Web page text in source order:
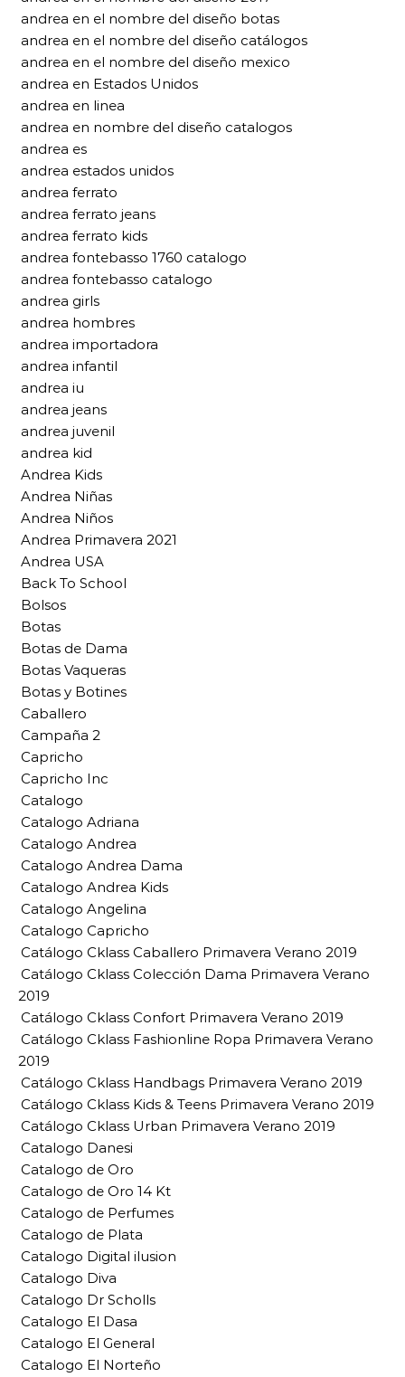
andrea en el nombre del diseño botas
andrea en el nombre del diseño catálogos
andrea en el nombre del diseño mexico
andrea en Estados Unidos
andrea en linea
andrea en nombre del diseño catalogos
andrea es
andrea estados unidos
andrea ferrato
andrea ferrato jeans
andrea ferrato kids
andrea fontebasso 1760 catalogo
andrea fontebasso catalogo
andrea girls
andrea hombres
andrea importadora
andrea infantil
andrea iu
andrea jeans
andrea juvenil
andrea kid
Andrea Kids
Andrea Niñas
Andrea Niños
Andrea Primavera 2021
Andrea USA
Back To School
Bolsos
Botas
Botas de Dama
Botas Vaqueras
Botas y Botines
Caballero
Campaña 2
Capricho
Capricho Inc
Catalogo
Catalogo Adriana
Catalogo Andrea
Catalogo Andrea Dama
Catalogo Andrea Kids
Catalogo Angelina
Catalogo Capricho
Catálogo Cklass Caballero Primavera Verano 2019
Catálogo Cklass Colección Dama Primavera Verano
2019
Catálogo Cklass Confort Primavera Verano 2019
Catálogo Cklass Fashionline Ropa Primavera Verano
2019
Catálogo Cklass Handbags Primavera Verano 2019
Catálogo Cklass Kids & Teens Primavera Verano 2019
Catálogo Cklass Urban Primavera Verano 2019
Catalogo Danesi
Catalogo de Oro
Catalogo de Oro 14 Kt
Catalogo de Perfumes
Catalogo de Plata
Catalogo Digital ilusion
Catalogo Diva
Catalogo Dr Scholls
Catalogo El Dasa
Catalogo El General
Catalogo El Norteño